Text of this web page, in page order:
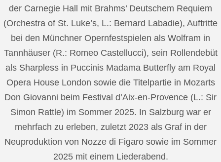
der Carnegie Hall mit Brahms’ Deutschem Requiem
(Orchestra of St. Luke’s, L.: Bernard Labadie), Auftritte
bei den Münchner Opernfestspielen als Wolfram in
Tannhäuser (R.: Romeo Castellucci), sein Rollendebüt
als Sharpless in Puccinis Madama Butterfly am Royal
Opera House London sowie die Titelpartie in Mozarts
Don Giovanni beim Festival d’Aix-en-Provence (L.: Sir
Simon Rattle) im Sommer 2025. In Salzburg war er
mehrfach zu erleben, zuletzt 2023 als Graf in der
Neuproduktion von Nozze di Figaro sowie im Sommer
2025 mit einem Liederabend.